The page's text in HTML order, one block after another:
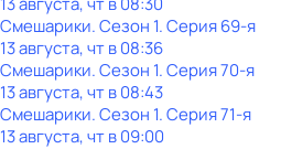
Смешарики. Сезон 1. Серия 69-я
13 августа, чт в 08:36
Смешарики. Сезон 1. Серия 70-я
13 августа, чт в 08:43
Смешарики. Сезон 1. Серия 71-я
13 августа, чт в 09:00